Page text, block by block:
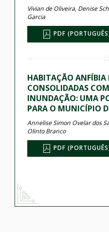
Vivian de Oliveira, Denise
Garcia
PDF
HABITAÇÃO ANFÍBIA
CONSOLIDADAS
INUNDAÇÃO: UMA
PARA O MUNICÍPIO
Annelise Simon Ovelar dos
Olinto Branco
PDF